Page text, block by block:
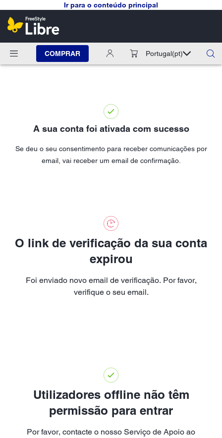
Ir para o conteúdo principal
COMPRAR Portugal(pt)
A sua conta foi ativada com sucesso
Se deu o seu consentimento para receber comunicações por
email, vai receber um email de confirmação.
O link de verificação da sua conta
expirou
Foi enviado novo email de verificação. Por favor,
verifique o seu email.
Utilizadores offline não têm
permissão para entrar
Por favor, contacte o nosso Serviço de Apoio ao